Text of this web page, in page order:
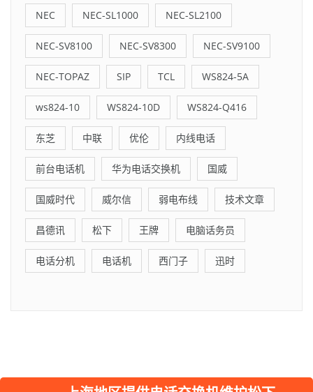
NEC NEC-SL1000 NEC-SL2100
NEC-SV8100 NEC-SV8300 NEC-SV9100
NEC-TOPAZ SIP TCL WS824-5A
ws824-10 WS824-10D WS824-Q416
东芝 中联 优伦 内线电话
前台电话机 华为电话交换机 国威
国威时代 威尔信 弱电布线 技术文章
昌德讯 松下 王牌 电脑话务员
电话分机 电话机 西门子 迅时